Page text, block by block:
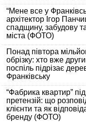
“Мене все у
архітектор Ігор
спадщину, забудову
міста (ФОТО)
Понад півтора
обрізку: хто вже
поспіль підрізає
Франківську
“Фабрика квартир”
претензій: що
клієнти та як
бренду (ФОТО)